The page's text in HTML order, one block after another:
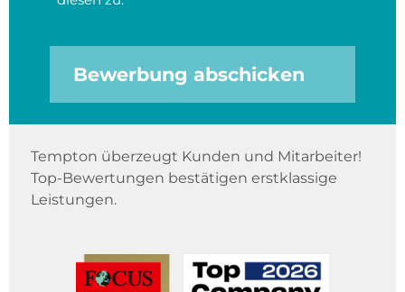
Bewerbung abschicken
Tempton überzeugt Kunden und Mitarbeiter!
Top-Bewertungen bestätigen erstklassige
Leistungen.